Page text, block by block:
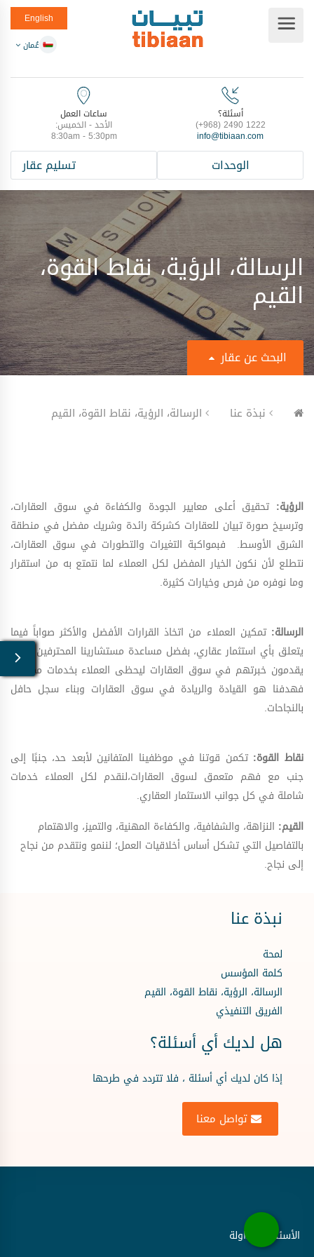
English
عُمان
أسئلة؟
(+968) 2490 1222
info@tibiaan.com
ساعات العمل
الأحد - الخميس:
8:30am - 5:30pm
الوحدات تسليم عقار
الرسالة، الرؤية، نقاط القوة،
القيم
البحث عن عقار
عن ماذا تبحث؟
نوع الوحدة
اي موقع
نبذة عنا الرسالة، الرؤية، نقاط القوة، القيم
الرؤية: تحقيق أعلى معايير الجودة والكفاءة في سوق العقارات،
وترسيخ صورة تبيان للعقارات كشركة رائدة وشريك مفضل في منطقة
الشرق الأوسط. فبمواكبة التغيرات والتطورات في سوق العقارات،
نتطلع لأن نكون الخيار المفضل لكل العملاء لما نتمتع به من استقرار
وما نوفره من فرص وخيارات كثيرة.
الرسالة: تمكين العملاء من اتخاذ القرارات الأفضل والأكثر صواباً فيما
يتعلق بأي استثمار عقاري، بفضل مساعدة مستشارينا المحترفين الذين
يقدمون خبرتهم في سوق العقارات ليحظى العملاء بخدمات مميزة.
فهدفنا هو القيادة والريادة في سوق العقارات وبناء سجل حافل
بالنجاحات.
نقاط القوة: تكمن قوتنا في موظفينا المتفانين لأبعد حد، جنبًا إلى
جنب مع فهم متعمق لسوق العقارات،لنقدم لكل العملاء خدمات
شاملة في كل جوانب الاستثمار العقاري.
القيم: النزاهة، والشفافية، والكفاءة المهنية، والتميز، والاهتمام
بالتفاصيل التي تشكل أساس أخلاقيات العمل؛ لننمو ونتقدم من نجاح
إلى نجاح.
نبذة عنا
لمحة
كلمة المؤسس
الرسالة، الرؤية، نقاط القوة، القيم
الفريق التنفيذي
هل لديك أي أسئلة؟
إذا كان لديك أي أسئلة ، فلا تتردد في طرحها
تواصل معنا
الأسئلة المتداولة